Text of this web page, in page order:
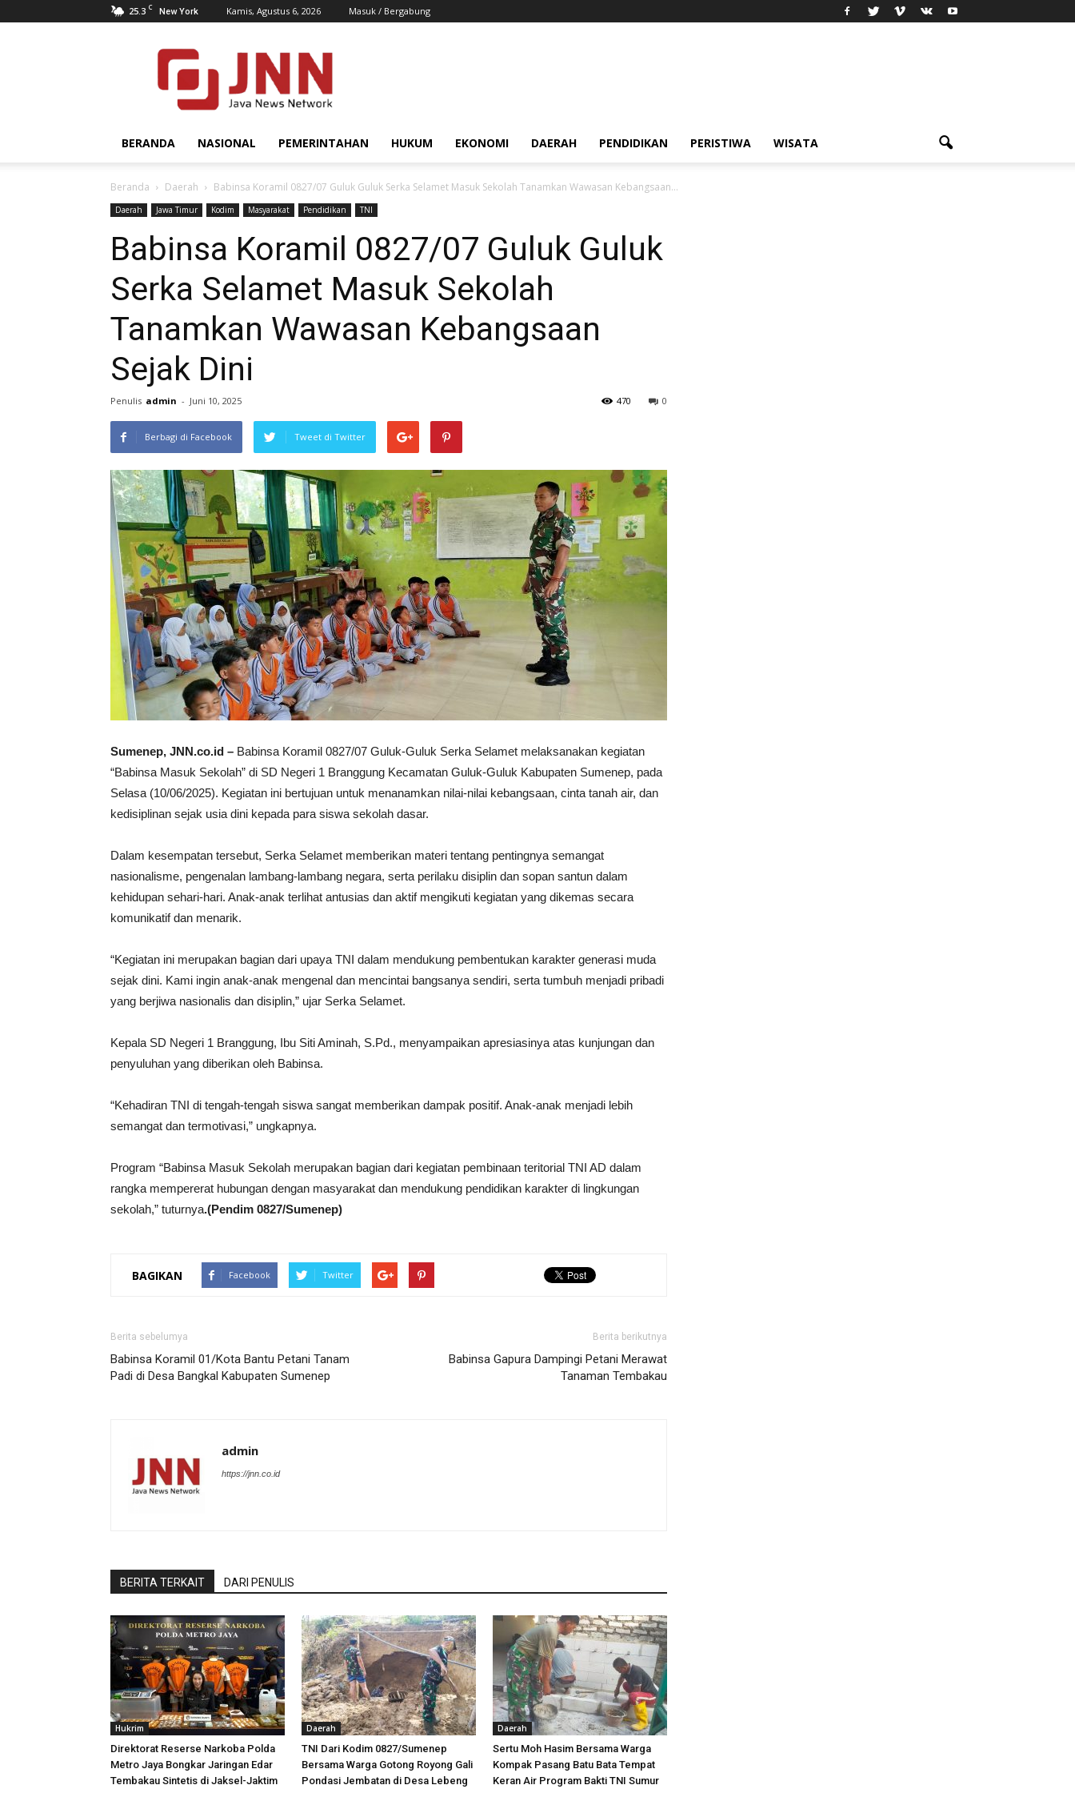
25.3 C New York Kamis, Agustus 6, 2026 Masuk / Bergabung
JNN.co.id
BERANDA NASIONAL PEMERINTAHAN HUKUM EKONOMI DAERAH PENDIDIKAN PERISTIWA WISATA
Beranda Daerah Babinsa Koramil 0827/07 Guluk Guluk Serka Selamet Masuk Sekolah Tanamkan Wawasan Kebangsaan...
Daerah Jawa Timur Kodim Masyarakat Pendidikan TNI
Babinsa Koramil 0827/07 Guluk Guluk
Serka Selamet Masuk Sekolah
Tanamkan Wawasan Kebangsaan
Sejak Dini
Penulis admin - Juni 10, 2025 0
470
Berbagi di Facebook Tweet di Twitter
Sumenep, JNN.co.id – Babinsa Koramil 0827/07 Guluk-Guluk Serka Selamet melaksanakan kegiatan
“Babinsa Masuk Sekolah” di SD Negeri 1 Branggung Kecamatan Guluk-Guluk Kabupaten Sumenep, pada
Selasa (10/06/2025). Kegiatan ini bertujuan untuk menanamkan nilai-nilai kebangsaan, cinta tanah air, dan
kedisiplinan sejak usia dini kepada para siswa sekolah dasar.
Dalam kesempatan tersebut, Serka Selamet memberikan materi tentang pentingnya semangat
nasionalisme, pengenalan lambang-lambang negara, serta perilaku disiplin dan sopan santun dalam
kehidupan sehari-hari. Anak-anak terlihat antusias dan aktif mengikuti kegiatan yang dikemas secara
komunikatif dan menarik.
“Kegiatan ini merupakan bagian dari upaya TNI dalam mendukung pembentukan karakter generasi muda
sejak dini. Kami ingin anak-anak mengenal dan mencintai bangsanya sendiri, serta tumbuh menjadi pribadi
yang berjiwa nasionalis dan disiplin,” ujar Serka Selamet.
Kepala SD Negeri 1 Branggung, Ibu Siti Aminah, S.Pd., menyampaikan apresiasinya atas kunjungan dan
penyuluhan yang diberikan oleh Babinsa.
“Kehadiran TNI di tengah-tengah siswa sangat memberikan dampak positif. Anak-anak menjadi lebih
semangat dan termotivasi,” ungkapnya.
Program “Babinsa Masuk Sekolah merupakan bagian dari kegiatan pembinaan teritorial TNI AD dalam
rangka mempererat hubungan dengan masyarakat dan mendukung pendidikan karakter di lingkungan
sekolah,” tuturnya.(Pendim 0827/Sumenep)
BAGIKAN Facebook Twitter
Berita sebelumya
Babinsa Koramil 01/Kota Bantu Petani Tanam
Padi di Desa Bangkal Kabupaten Sumenep
Berita berikutnya
Babinsa Gapura Dampingi Petani Merawat
Tanaman Tembakau
admin
https://jnn.co.id
BERITA TERKAIT DARI PENULIS
Hukrim
Direktorat Reserse Narkoba Polda
Metro Jaya Bongkar Jaringan Edar
Tembakau Sintetis di Jaksel-Jaktim
Daerah
TNI Dari Kodim 0827/Sumenep
Bersama Warga Gotong Royong Gali
Pondasi Jembatan di Desa Lebeng
Daerah
Sertu Moh Hasim Bersama Warga
Kompak Pasang Batu Bata Tempat
Keran Air Program Bakti TNI Sumur